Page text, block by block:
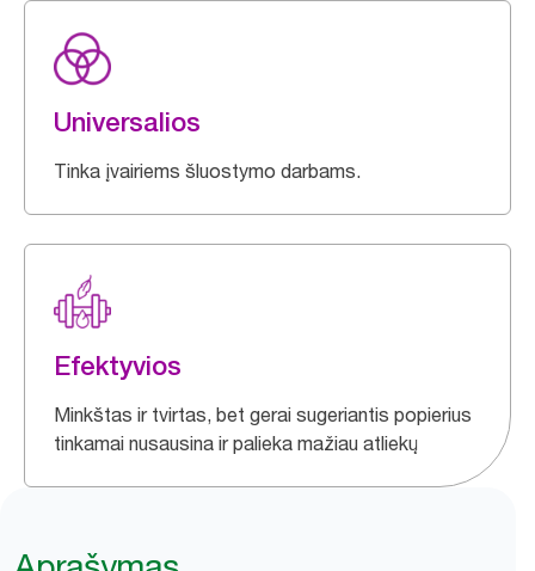
Universalios
Tinka įvairiems šluostymo darbams.
Efektyvios
Minkštas ir tvirtas, bet gerai sugeriantis popierius
tinkamai nusausina ir palieka mažiau atliekų